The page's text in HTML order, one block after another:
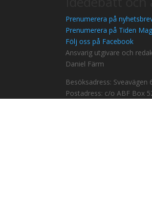
Prenumerera på
Prenumerera på Tiden
Följ oss på Facebook
Ansvarig utgivare och
Daniel Färm
Besöksadress: Sveavägen
Postadress: c/o ABF Box